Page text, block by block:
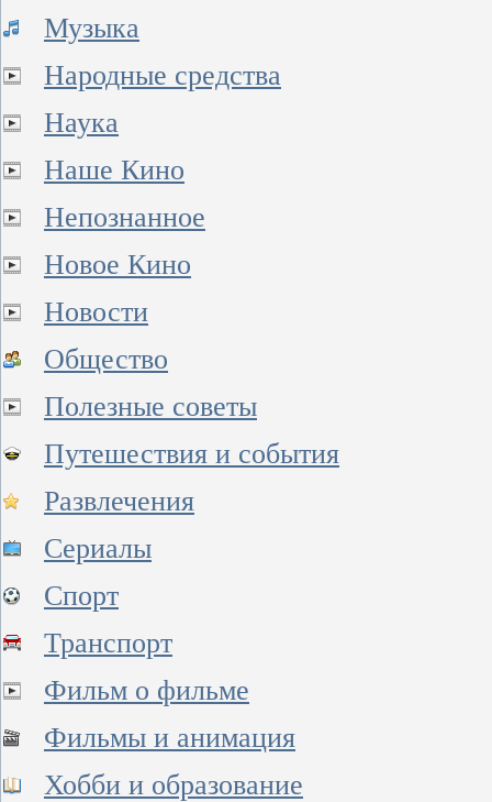
Музыка
Народные средства
Наука
Наше Кино
Непознанное
Новое Кино
Новости
Общество
Полезные советы
Путешествия и события
Развлечения
Сериалы
Спорт
Транспорт
Фильм о фильме
Фильмы и анимация
Хобби и образование